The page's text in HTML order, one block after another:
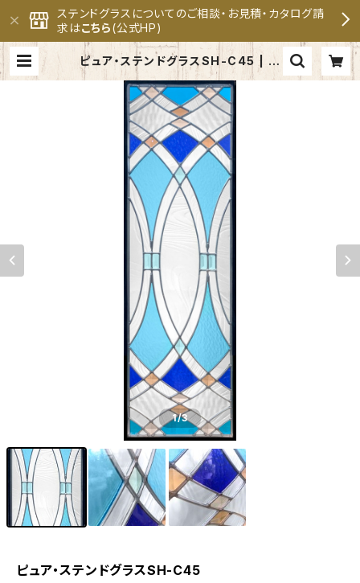
ステンドグラスについてのご相談・お見積・カタログ請
求はこちら(公式HP)
ピュア・ステンドグラスSH-C45 | セ
ブンホーム ステンドグラス専門メー
カー 公式オンラインショップ
1/3
ピュア・ステンドグラスSH-C45